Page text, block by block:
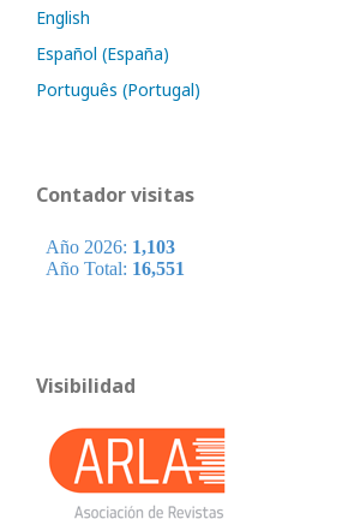
English
Español (España)
Português (Portugal)
Contador visitas
Visibilidad